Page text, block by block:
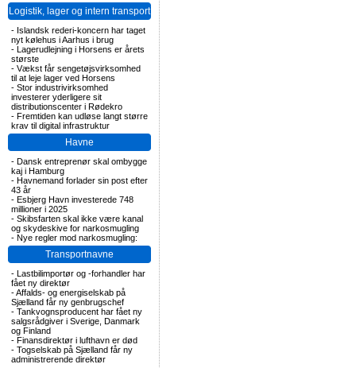
Logistik, lager og intern transport
- Islandsk rederi-koncern har taget
nyt kølehus i Aarhus i brug
- Lagerudlejning i Horsens er årets
største
- Vækst får sengetøjsvirksomhed
til at leje lager ved Horsens
- Stor industrivirksomhed
investerer yderligere sit
distributionscenter i Rødekro
- Fremtiden kan udløse langt større
krav til digital infrastruktur
Havne
- Dansk entreprenør skal ombygge
kaj i Hamburg
- Havnemand forlader sin post efter
43 år
- Esbjerg Havn investerede 748
millioner i 2025
- Skibsfarten skal ikke være kanal
og skydeskive for narkosmugling
- Nye regler mod narkosmugling:
Transportnavne
- Lastbilimportør og -forhandler har
fået ny direktør
-Affalds- og energiselskab på
Sjælland får ny genbrugschef
- Tankvognsproducent har fået ny
salgsrådgiver i Sverige, Danmark
og Finland
- Finansdirektør i lufthavn er død
- Togselskab på Sjælland får ny
administrerende direktør